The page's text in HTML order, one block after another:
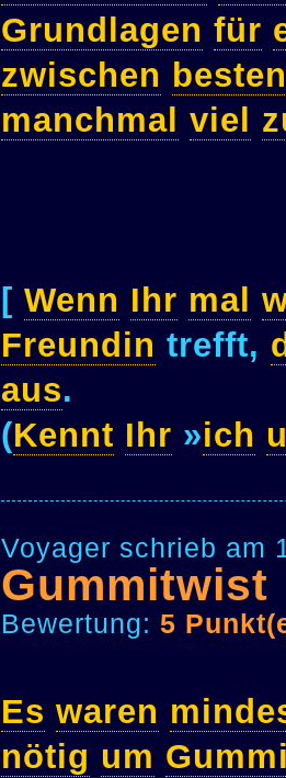
Grundlagen für
zwischen besten
manchmal viel
[ Wenn Ihr mal
Freundin trefft,
aus.
(Kennt Ihr »ich
Voyager schrieb am
Gummitwist
Bewertung: 5
Es waren
nötig um